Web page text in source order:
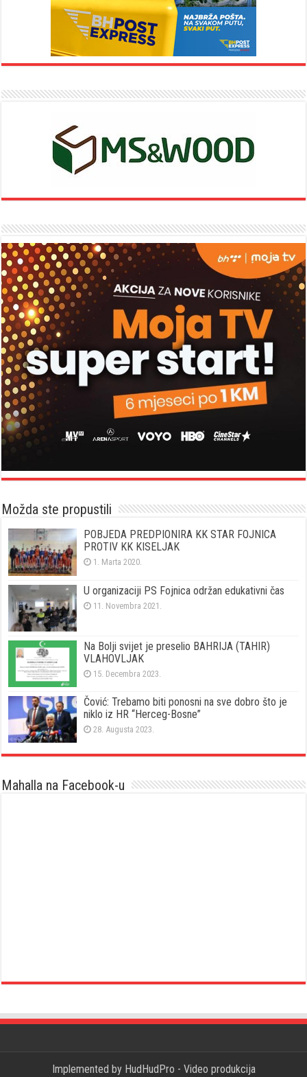
Možda ste propustili
POBJEDA PREDPIONIRA KK STAR FOJNICA
PROTIV KK KISELJAK
1. Marta 2020.
U organizaciji PS Fojnica održan edukativni čas
11. Novembra 2021.
Na Bolji svijet je preselio BAHRIJA (TAHIR)
VLAHOVLJAK
15. Decembra 2023.
Čović: Trebamo biti ponosni na sve dobro što je
niklo iz HR “Herceg-Bosne”
28. Augusta 2023.
Mahalla na Facebook-u
Implemented by HudHudPro - Video produkcija